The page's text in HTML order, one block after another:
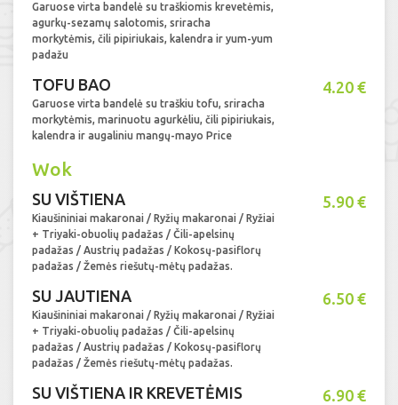
Garuose virta bandelė su traškiomis krevetėmis,
agurkų-sezamų salotomis, sriracha
morkytėmis, čili pipiriukais, kalendra ir yum-yum
padažu
TOFU BAO
Garuose virta bandelė su traškiu tofu, sriracha
morkytėmis, marinuotu agurkėliu, čili pipiriukais,
kalendra ir augaliniu mangų-mayo Price
4.20 €
Wok
SU VIŠTIENA
Kiaušininiai makaronai / Ryžių makaronai / Ryžiai
+ Triyaki-obuolių padažas / Čili-apelsinų
padažas / Austrių padažas / Kokosų-pasiflorų
padažas / Žemės riešutų-mėtų padažas.
5.90 €
SU JAUTIENA
Kiaušininiai makaronai / Ryžių makaronai / Ryžiai
+ Triyaki-obuolių padažas / Čili-apelsinų
padažas / Austrių padažas / Kokosų-pasiflorų
padažas / Žemės riešutų-mėtų padažas.
6.50 €
SU VIŠTIENA IR KREVETĖMIS 6.90 €